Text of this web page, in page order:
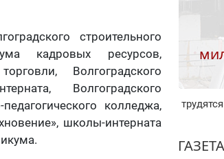
строительного
кадровых ресурсов,
Волгоградского
Волгоградского
колледжа,
школы-интерната
ГАЗЕТА